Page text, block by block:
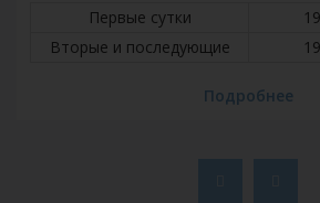
Первые сутки
Вторые и последующие
Подробнее